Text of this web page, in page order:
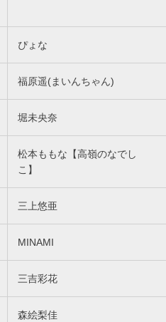
ぴょな
福原遥(まいんちゃん)
堀未央奈
松本ももな【高嶺のなでし
こ】
三上悠亜
MINAMI
三吉彩花
森絵梨佳